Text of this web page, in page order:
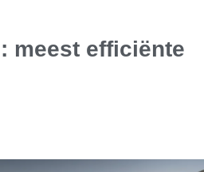
meest efficiënte